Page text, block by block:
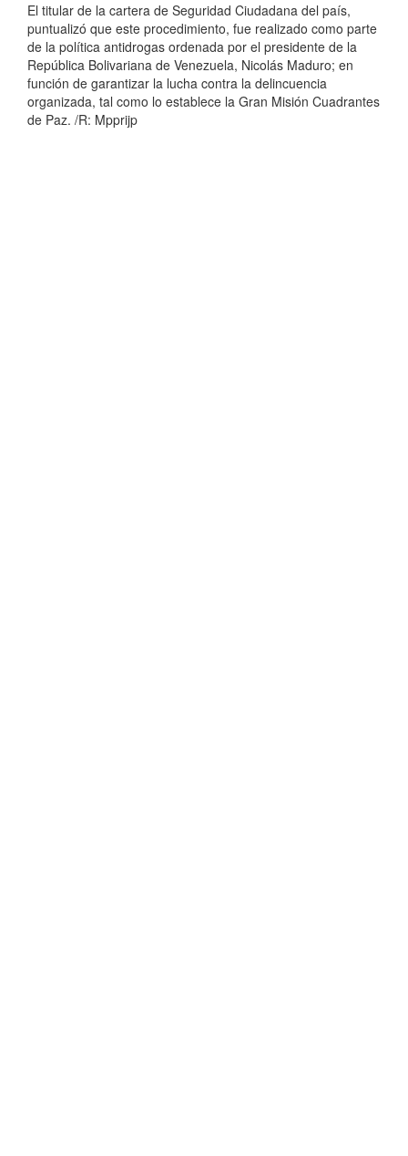
El titular de la cartera de Seguridad Ciudadana del país,
puntualizó que este procedimiento, fue realizado como parte
de la política antidrogas ordenada por el presidente de la
República Bolivariana de Venezuela, Nicolás Maduro; en
función de garantizar la lucha contra la delincuencia
organizada, tal como lo establece la Gran Misión Cuadrantes
de Paz. /R: Mpprijp